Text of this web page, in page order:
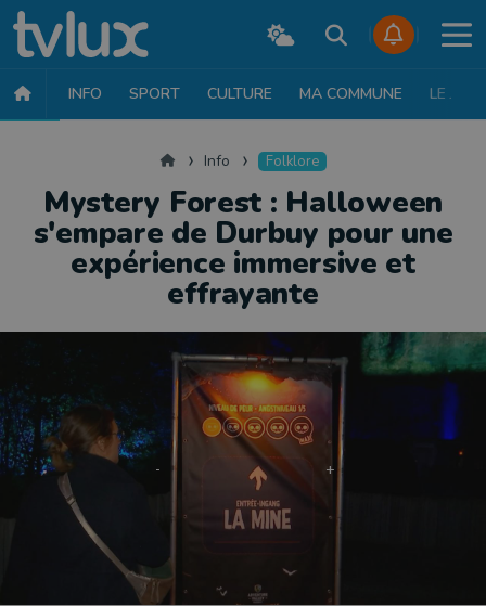
INFO SPORT CULTURE MA COMMUNE LE JT
AccueilInfo Folklore
Mystery Forest : Halloween
s'empare de Durbuy pour une
expérience immersive et
effrayante